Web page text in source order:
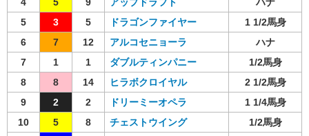
5
3 5 ドラゴンファイヤー
1 1/2馬身
6
7 12 アルコセニョーラ
ハナ
7
1 1 ダブルティンパニー
1/2馬身
8
8 14 ヒラボクロイヤル
2 1/2馬身
9
2 2 ドリーミーオペラ
1 1/4馬身
10
5 8 チェストウイング
1/2馬身